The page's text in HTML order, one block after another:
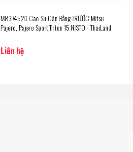
MR374520 Cao Su Cân Bằng TRƯỚC Mitsu
Pajero, Pajero Sport,Triton 15 NISTO - ThaiLand
Liên hệ